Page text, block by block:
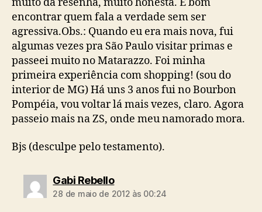
muito da resenha, muito honesta. É bom
encontrar quem fala a verdade sem ser
agressiva.Obs.: Quando eu era mais nova, fui
algumas vezes pra São Paulo visitar primas e
passeei muito no Matarazzo. Foi minha
primeira experiência com shopping! (sou do
interior de MG) Há uns 3 anos fui no Bourbon
Pompéia, vou voltar lá mais vezes, claro. Agora
passeio mais na ZS, onde meu namorado mora.
Bjs (desculpe pelo testamento).
Gabi Rebellodiz:
28 de maio de 2012 às 00:24